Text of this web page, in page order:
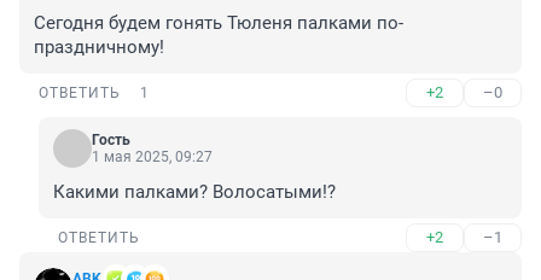
Сегодня будем гонять Тюленя палками по-
праздничному!
ОТВЕТИТЬ 1 +2 –0
Гость
1 мая 2025, 09:27
Какими палками? Волосатыми!?
ОТВЕТИТЬ +2 –1